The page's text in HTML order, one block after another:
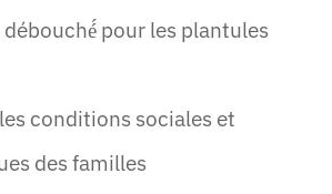
pour les plantules
conditions sociales et
des familles